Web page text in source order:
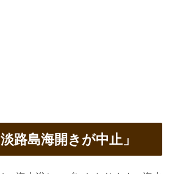
路島海開きが中止」